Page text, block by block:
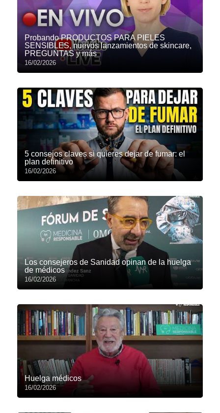
Probando PRODUCTOS PARA PIELES
SENSIBLES, nuevos lanzamientos de skincare,
PREGUNTAS y más
16/02/2026
5 consejos claves si quieres dejar de fumar: el
plan definitivo
16/02/2026
Los consejeros de Sanidad opinan de la huelga
de médicos
16/02/2026
Huelga médicos
16/02/2026